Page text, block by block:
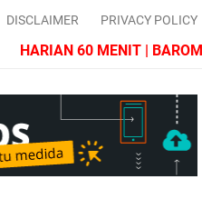
DISCLAIMER PRIVACY POLICY
HARIAN 60 MENIT |